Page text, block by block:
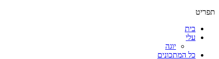
תפריט
בית
עלי
יוגה
כל המתכונים